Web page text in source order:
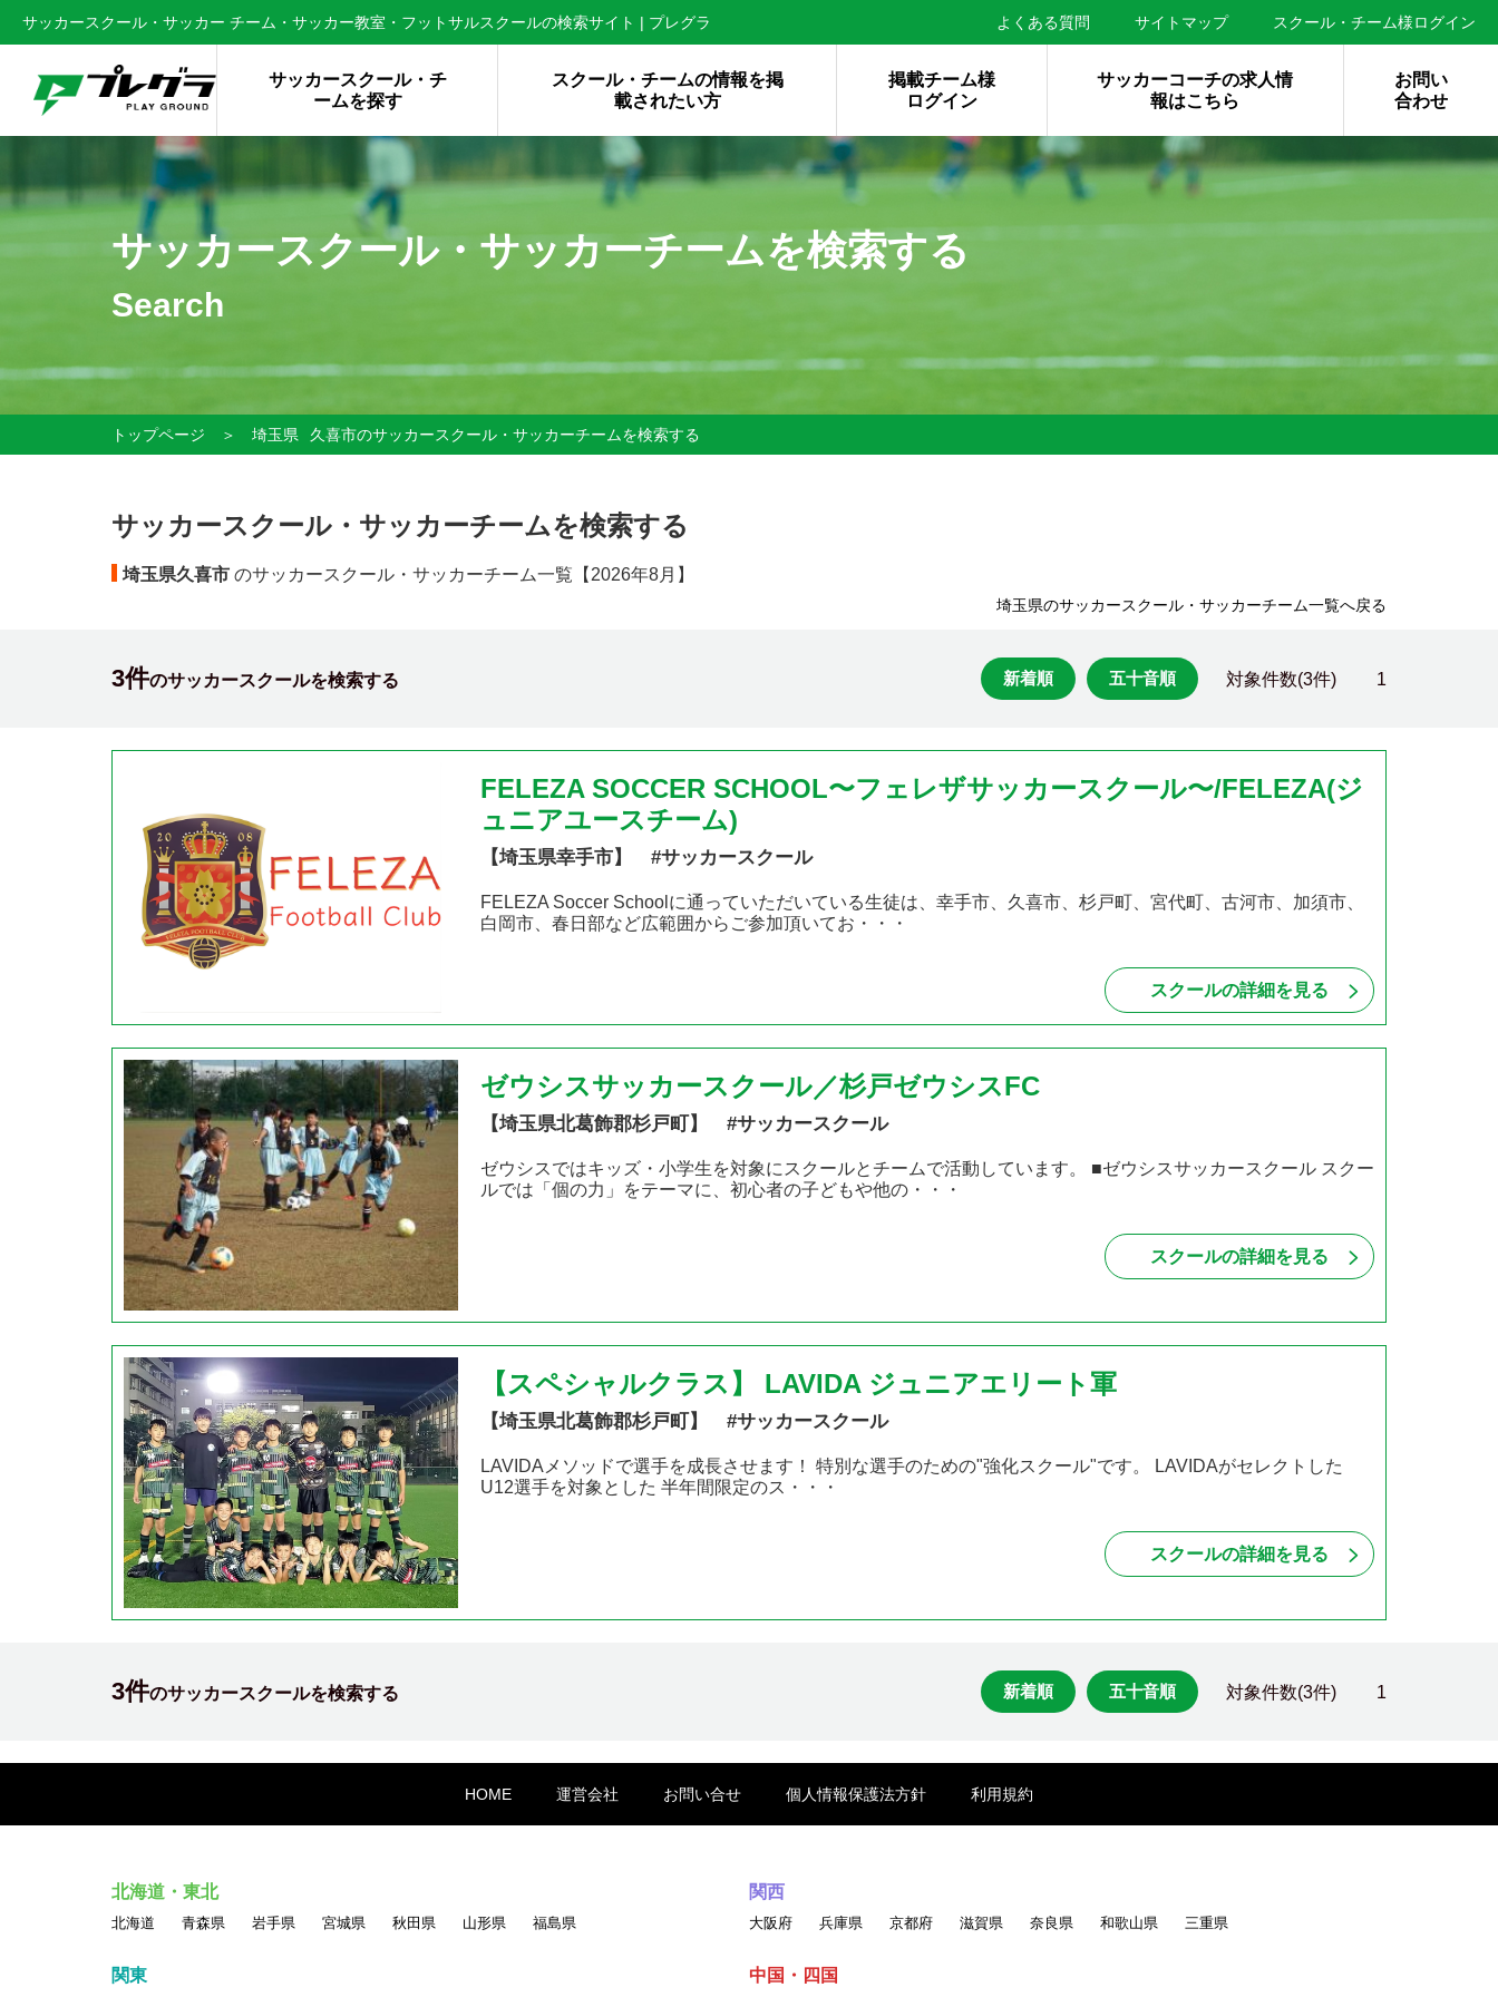
サッカースクール・サッカー チーム・サッカー教室・フットサルスクールの検索サイト | プレグラ よくある質問 サイトマップ スクール・チーム様ログイン
サッカースクール・チ
ームを探す
スクール・チームの情報を掲
載されたい方
掲載チーム様
ログイン
サッカーコーチの求人情
報はこちら
お問い
合わせ
サッカースクール・サッカーチームを検索する
Search
トップページ ＞ 埼玉県 久喜市のサッカースクール・サッカーチームを検索する
サッカースクール・サッカーチームを検索する
埼玉県久喜市 のサッカースクール・サッカーチーム一覧【 2026年8月】
埼玉県のサッカースクール・サッカーチーム一覧へ戻る
3件のサッカースクールを検索する 新着順 五十音順 対象件数(3件) 1
FELEZA SOCCER SCHOOL〜フェレザサッカースクール〜/FELEZA(ジ
ュニアユースチーム)
【埼玉県幸手市】 #サッカースクール
FELEZA Soccer Schoolに通っていただいている生徒は、幸手市、久喜市、杉戸町、宮代町、古河市、加須市、
白岡市、春日部など広範囲からご参加頂いてお・・・
スクールの詳細を見る
ゼウシスサッカースクール／杉戸ゼウシスFC
【埼玉県北葛飾郡杉戸町】 #サッカースクール
ゼウシスではキッズ・小学生を対象にスクールとチームで活動しています。 ■ゼウシスサッカースクール スクー
ルでは「個の力」をテーマに、初心者の子どもや他の・・・
スクールの詳細を見る
【スペシャルクラス】 LAVIDA ジュニアエリート軍
【埼玉県北葛飾郡杉戸町】 #サッカースクール
LAVIDAメソッドで選手を成長させます！ 特別な選手のための"強化スクール"です。 LAVIDAがセレクトした
U12選手を対象とした 半年間限定のス・・・
スクールの詳細を見る
3件のサッカースクールを検索する 新着順 五十音順 対象件数(3件) 1
HOME 運営会社 お問い合せ 個人情報保護法方針 利用規約
北海道・東北
北海道 青森県 岩手県 宮城県 秋田県 山形県 福島県
関東
関西
大阪府 兵庫県 京都府 滋賀県 奈良県 和歌山県 三重県
中国・四国